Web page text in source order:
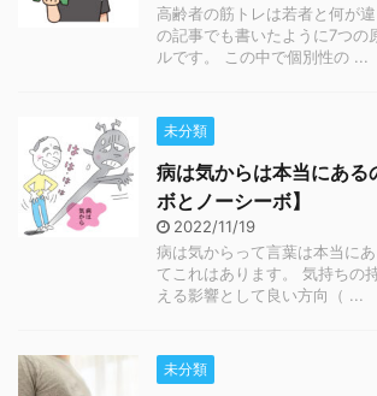
高齢者の筋トレは若者と何が
の記事でも書いたように7つの
ルです。 この中で個別性の ...
未分類
病は気からは本当にある
ボとノーシーボ】
2022/11/19
病は気からって言葉は本当に
てこれはあります。 気持ちの
える影響として良い方向（ ...
未分類